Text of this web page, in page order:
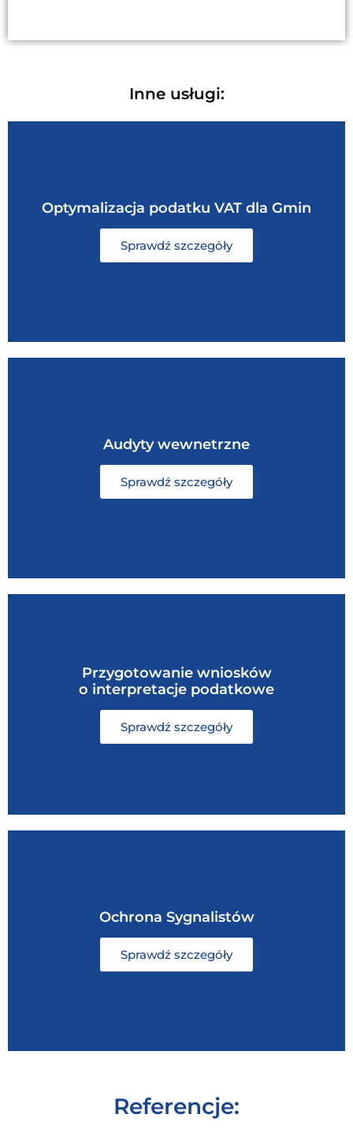
Inne usługi:
Optymalizacja podatku VAT dla Gmin
Sprawdź szczegóły
Audyty wewnetrzne​
Sprawdź szczegóły
Przygotowanie wniosków
o interpretacje podatkowe
Sprawdź szczegóły
Ochrona Sygnalistów
Sprawdź szczegóły
Referencje: